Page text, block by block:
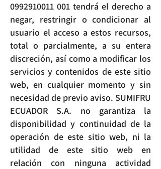
0992910011 001 tendrá el derecho a
negar, restringir o condicionar al
usuario el acceso a estos recursos,
total o parcialmente, a su entera
discreción, así como a modificar los
servicios y contenidos de este sitio
web, en cualquier momento y sin
necesidad de previo aviso. SUMIFRU
ECUADOR S.A. no garantiza la
disponibilidad y continuidad de la
operación de este sitio web, ni la
utilidad de este sitio web en
relación con ninguna actividad